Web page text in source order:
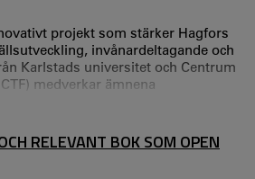
projekt som stärker Hagfors
invånardeltagande och
Karlstads universitet och Centrum
medverkar ämnena
- en industri som funnits på
och som bidragit till kommunens
och samhälle.
RELEVANT BOK SOM OPEN